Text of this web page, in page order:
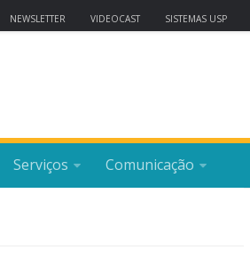
NEWSLETTER VIDEOCAST SISTEMAS USP
Serviços Comunicação